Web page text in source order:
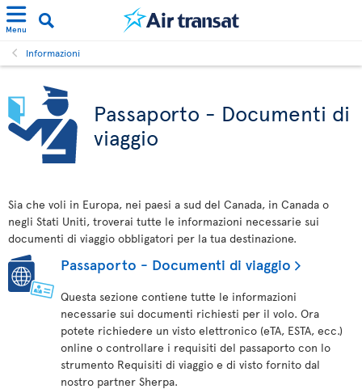
Menu
Informazioni
Passaporto - Documenti di
viaggio
Sia che voli in Europa, nei paesi a sud del Canada, in Canada o
negli Stati Uniti, troverai tutte le informazioni necessarie sui
documenti di viaggio obbligatori per la tua destinazione.
Passaporto - Documenti di viaggio
Questa sezione contiene tutte le informazioni
necessarie sui documenti richiesti per il volo. Ora
potete richiedere un visto elettronico (eTA, ESTA, ecc.)
online o controllare i requisiti del passaporto con lo
strumento Requisiti di viaggio e di visto fornito dal
nostro partner Sherpa.